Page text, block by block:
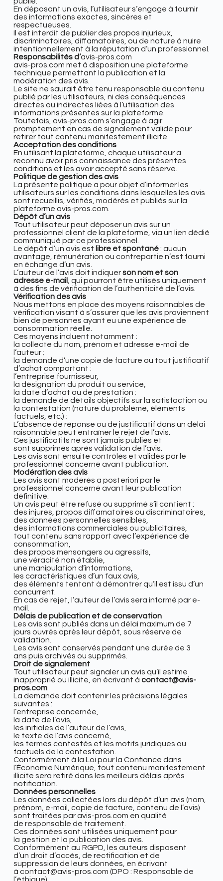
En déposant un avis, l’utilisateur s’engage à fournir
des informations exactes, sincères et
respectueuses.
Il est interdit de publier des propos injurieux,
discriminatoires, diffamatoires, ou de nature à nuire
intentionnellement à la réputation d’un professionnel.
Responsabilités d’avis-pros.com
avis-pros.com met à disposition une plateforme
technique permettant la publication et la
modération des avis.
Le site ne saurait être tenu responsable du contenu
publié par les utilisateurs, ni des conséquences
directes ou indirectes liées à l’utilisation des
informations présentes sur la plateforme.
Toutefois, avis-pros.com s’engage à agir
promptement en cas de signalement valide pour
retirer tout contenu manifestement illicite.
Acceptation des conditions
En utilisant la plateforme, chaque utilisateur a
reconnu avoir pris connaissance des présentes
conditions et les avoir accepté sans réserve.
Politique de gestion des avis
La présente politique a pour objet d’informer les
utilisateurs sur les conditions dans lesquelles les avis
sont recueillis, vérifiés, modérés et publiés sur la
plateforme avis-pros.com.
Dépôt d’un avis
Tout utilisateur peut déposer un avis sur un
professionnel client de la plateforme, via un lien dédié
communiqué par ce professionnel.
Le dépôt d’un avis est libre et spontané: aucun
avantage, rémunération ou contrepartie n’est fourni
en échange d’un avis.
L’auteur de l’avis doit indiquerson nom et son
adresse e-mail , qui pourront être utilisés uniquement
à des fins de vérification de l’authenticité de l’avis.
Vérification des avis
Nous mettons en place des moyens raisonnables de
vérification visant à s’assurer que les avis proviennent
bien de personnes ayant eu une expérience de
consommation réelle.
Ces moyens incluent notamment :
la collecte du nom, prénom et adresse e-mail de
l’auteur ;
la demande d’une copie de facture ou tout justificatif
d’achat comportant :
l’entreprise fournisseur,
la désignation du produit ou service,
la date d’achat ou de prestation ;
la demande de détails objectifs sur la satisfaction ou
la contestation (nature du problème, éléments
factuels, etc.) ;
L’absence de réponse ou de justificatif dans un délai
raisonnable peut entraîner le rejet de l’avis.
Ces justificatifs ne sont jamais publiés et
sont supprimés après validation de l’avis.
Les avis sont ensuite contrôlés et validés par le
professionnel concerné avant publication.
Modération des avis
Les avis sont modérés a posteriori par le
professionnel concerné avant leur publication
définitive.
Un avis peut être refusé ou supprimé s’il contient :
des injures, propos diffamatoires ou discriminatoires,
des données personnelles sensibles,
des informations commerciales ou publicitaires,
tout contenu sans rapport avec l’expérience de
consommation,
des propos mensongers ou agressifs,
une véracité non établie,
une manipulation d’informations,
les caractéristiques d’un faux avis,
des éléments tentant à démontrer qu’il est issu d’un
concurrent.
En cas de rejet, l’auteur de l’avis sera informé par e-
mail.
Délais de publication et de conservation
Les avis sont publiés dans un délai maximum de 7
jours ouvrés après leur dépôt, sous réserve de
validation.
Les avis sont conservés pendant une durée de 3
ans puis archivés ou supprimés.
Droit de signalement
Tout utilisateur peut signaler un avis qu’il estime
inapproprié ou illicite, en écrivant à contact@avis-
pros.com.
La demande doit contenir les précisions légales
suivantes :
l’entreprise concernée,
la date de l’avis,
les initiales de l’auteur de l’avis,
le texte de l’avis concerné,
les termes contestés et les motifs juridiques ou
factuels de la contestation.
Conformément à la Loi pour la Confiance dans
l’Économie Numérique, tout contenu manifestement
illicite sera retiré dans les meilleurs délais après
notification.
Données personnelles
Les données collectées lors du dépôt d’un avis (nom,
prénom, e-mail, copie de facture, contenu de l’avis)
sont traitées paravis-pros.com en qualité
de responsable de traitement.
Ces données sont utilisées uniquement pour
la gestion et la publication des avis.
Conformément au RGPD, les auteurs disposent
d’un droit d’accès, de rectification et de
suppression de leurs données, en écrivant
à contact@avis-pros.com (DPO : Responsable de